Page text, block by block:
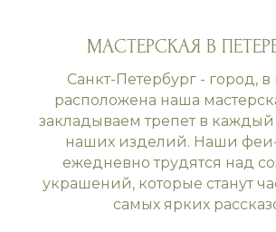
МАСТЕРСКАЯ В
Санкт-Петербург - город, в
расположена наша
закладываем трепет в
наших изделий. Наши
ежедневно трудятся над
украшений, которые станут
самых ярких